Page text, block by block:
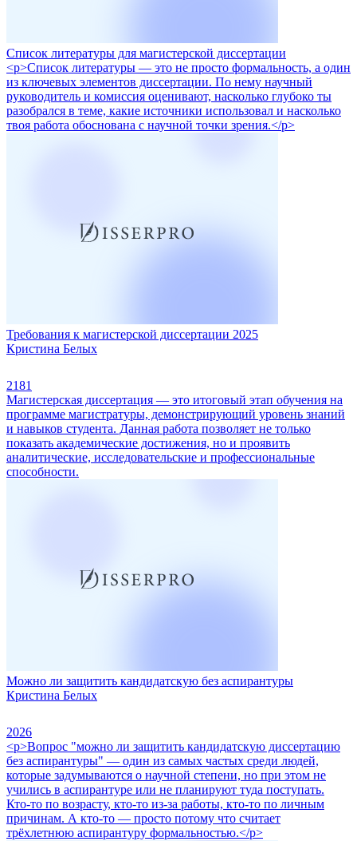
Список литературы для магистерской диссертации
<p>Список литературы — это не просто формальность, а один
из ключевых элементов диссертации. По нему научный
руководитель и комиссия оценивают, насколько глубоко ты
разобрался в теме, какие источники использовал и насколько
твоя работа обоснована с научной точки зрения.</p>
Требования к магистерской диссертации 2025
Кристина Белых
2181
Магистерская диссертация — это итоговый этап обучения на
программе магистратуры, демонстрирующий уровень знаний
и навыков студента. Данная работа позволяет не только
показать академические достижения, но и проявить
аналитические, исследовательские и профессиональные
способности.
Можно ли защитить кандидатскую без аспирантуры
Кристина Белых
2026
<p>Вопрос "можно ли защитить кандидатскую диссертацию
без аспирантуры" — один из самых частых среди людей,
которые задумываются о научной степени, но при этом не
учились в аспирантуре или не планируют туда поступать.
Кто-то по возрасту, кто-то из-за работы, кто-то по личным
причинам. А кто-то — просто потому что считает
трёхлетнюю аспирантуру формальностью.</p>